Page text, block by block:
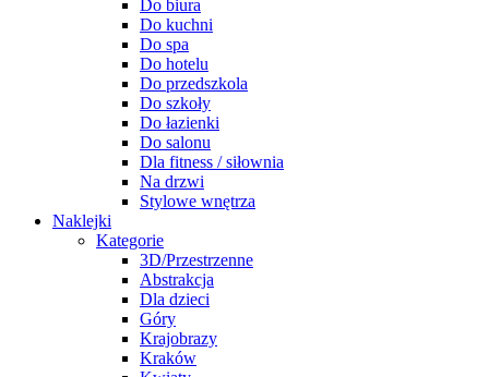
Do biura
Do kuchni
Do spa
Do hotelu
Do przedszkola
Do szkoły
Do łazienki
Do salonu
Dla fitness / siłownia
Na drzwi
Stylowe wnętrza
Naklejki
Kategorie
3D/Przestrzenne
Abstrakcja
Dla dzieci
Góry
Krajobrazy
Kraków